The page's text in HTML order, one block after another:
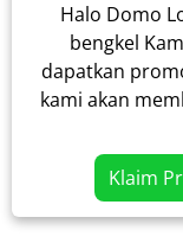
Halo Domo
bengkel
dapatkan
kami akan
Klaim